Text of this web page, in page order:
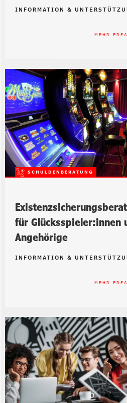
INFORMATION &
MEHR
für Glücksspieler:innen
Angehörige
INFORMATION &
MEHR